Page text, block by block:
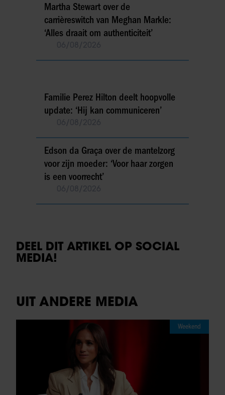
Martha Stewart over de
carrièreswitch van Meghan Markle:
‘Alles draait om authenticiteit’
Familie Perez Hilton deelt hoopvolle
update: ‘Hij kan communiceren’
Edson da Graça over de mantelzorg
voor zijn moeder: ‘Voor haar zorgen
is een voorrecht’
DEEL DIT ARTIKEL OP SOCIAL
MEDIA!
UIT ANDERE MEDIA
Weekend